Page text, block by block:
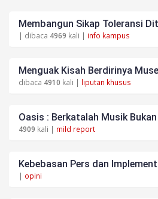
Membangun Sikap Toleransi
| dibaca 4969 kali | info kampus
Menguak Kisah Berdirinya
dibaca 4910 kali | liputan khusus
Oasis : Berkatalah Musik
4909 kali | mild report
Kebebasan Pers dan
| opini